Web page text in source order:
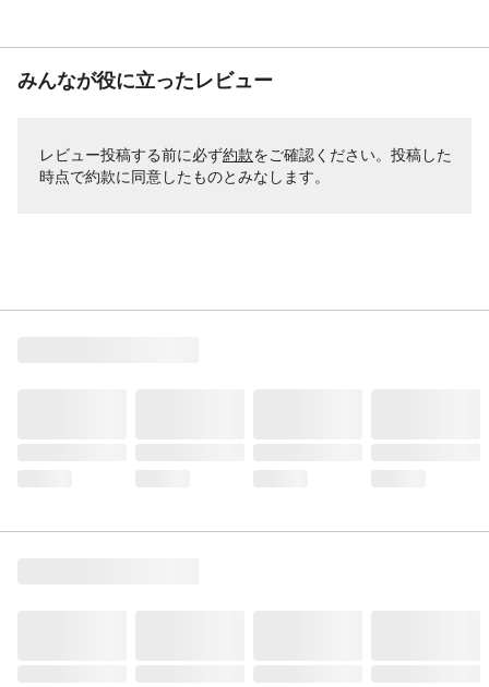
みんなが役に立ったレビュー
レビュー投稿する前に必ず約款をご確認ください。投稿した
時点で約款に同意したものとみなします。